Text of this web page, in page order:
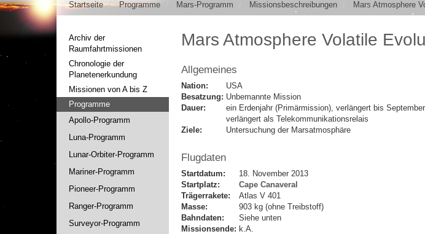
Startseite Programme Mars-Programm Missionsbeschreibungen Mars Atmosphere
Archiv der
Raumfahrtmissionen
Chronologie der
Planetenerkundung
Missionen von A bis Z
Programme
Apollo-Programm
Luna-Programm
Lunar-Orbiter-Programm
Mariner-Programm
Pioneer-Programm
Ranger-Programm
Surveyor-Programm
Mars Atmosphere Volatile
Allgemeines
Nation:
USA
Besatzung: Unbemannte Mission
Dauer:
ein Erdenjahr (Primärmission), verlängert bis
verlängert als Telekommunikationsrelais
Ziele:
Untersuchung der Marsatmosphäre
Flugdaten
Startdatum:
18. November 2013
Startplatz:
Cape Canaveral
Trägerrakete:
Atlas V 401
Masse:
903 kg (ohne Treibstoff)
Bahndaten:
Siehe unten
Missionsende: k.A.